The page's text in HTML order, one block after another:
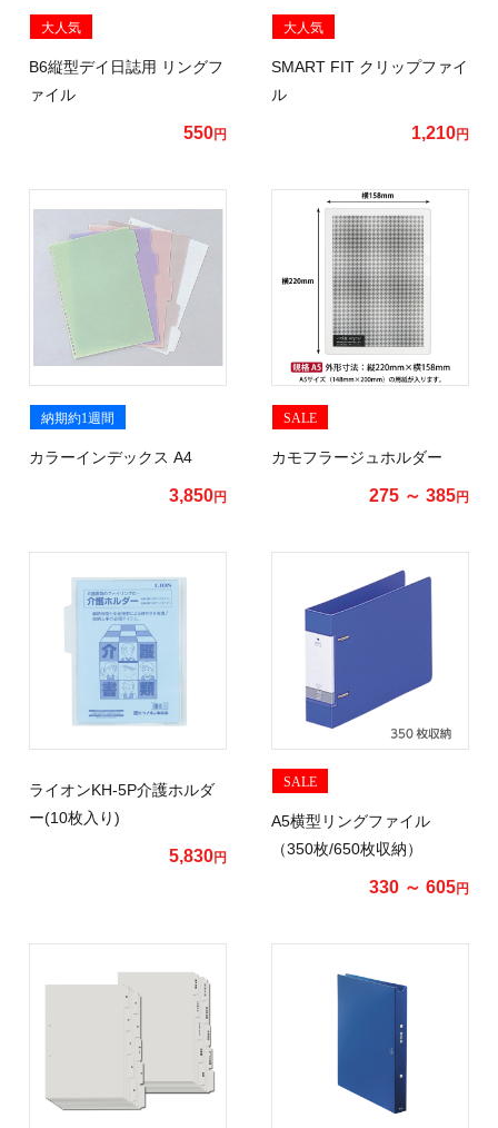
大人気
B6縦型デイ日誌用 リングフ
ァイル
550円
大人気
SMART FIT クリップファイ
ル
1,210円
納期約1週間
カラーインデックス A4
3,850円
SALE
カモフラージュホルダー
275 ～ 385円
ライオンKH-5P介護ホルダ
ー(10枚入り)
5,830円
SALE
A5横型リングファイル
（350枚/650枚収納）
330 ～ 605円